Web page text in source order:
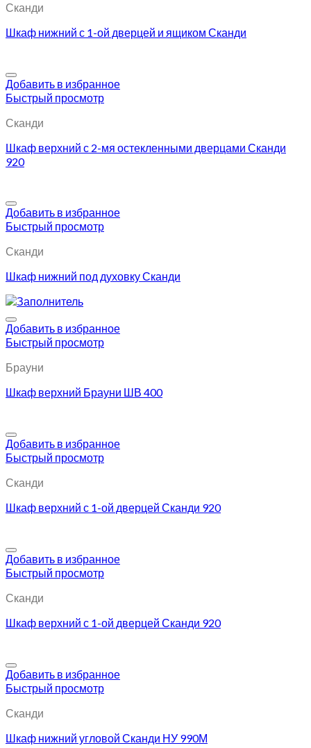
Сканди
Шкаф нижний с 1-ой дверцей и ящиком Сканди
Добавить в избранное
Быстрый просмотр
Сканди
Шкаф верхний с 2-мя остекленными дверцами Сканди
920
Добавить в избранное
Быстрый просмотр
Сканди
Шкаф нижний под духовку Сканди
Добавить в избранное
Быстрый просмотр
Брауни
Шкаф верхний Брауни ШВ 400
Добавить в избранное
Быстрый просмотр
Сканди
Шкаф верхний с 1-ой дверцей Сканди 920
Добавить в избранное
Быстрый просмотр
Сканди
Шкаф верхний с 1-ой дверцей Сканди 920
Добавить в избранное
Быстрый просмотр
Сканди
Шкаф нижний угловой Сканди НУ 990М